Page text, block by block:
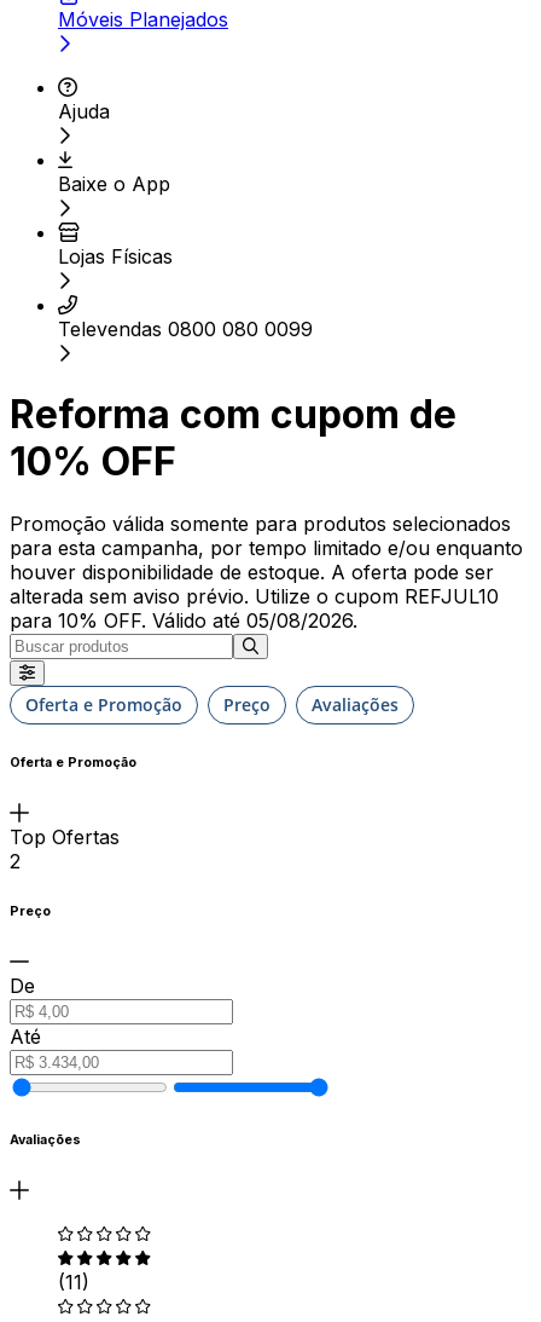
Móveis Planejados
Ajuda
Baixe o App
Lojas Físicas
Televendas 0800 080 0099
Reforma com cupom de
10% OFF
Promoção válida somente para produtos selecionados
para esta campanha, por tempo limitado e/ou enquanto
houver disponibilidade de estoque. A oferta pode ser
alterada sem aviso prévio. Utilize o cupom REFJUL10
para 10% OFF. Válido até 05/08/2026.
Oferta e Promoção Preço Avaliações
Oferta e Promoção
Top Ofertas
2
Preço
De
Até
Avaliações
(11)